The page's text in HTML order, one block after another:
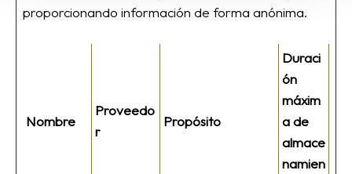
proporcionando información de forma anónima.
Nombre
Proveedo
r
Propósito
Duraci
ón
máxim
a de
almace
namien